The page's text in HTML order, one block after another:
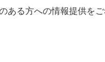
ある方への情報提供を